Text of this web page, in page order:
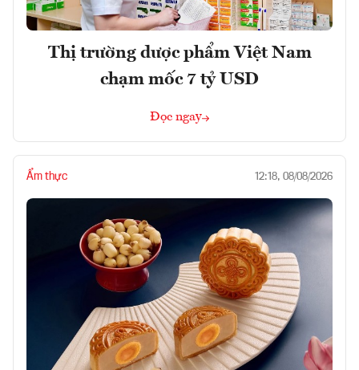
Thị trường dược phẩm Việt Nam
chạm mốc 7 tỷ USD
Đọc ngay
Ẩm thực 12:18, 08/08/2026